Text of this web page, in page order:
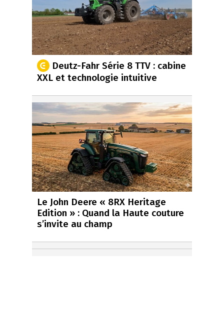
Deutz-Fahr Série 8 TTV : cabine
XXL et technologie intuitive
Le John Deere « 8RX Heritage
Edition » : Quand la Haute couture
s’invite au champ